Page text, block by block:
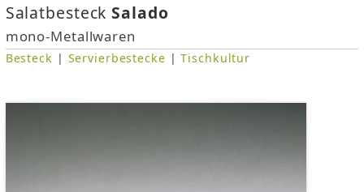
Salatbesteck Salado
mono-Metallwaren
Besteck | Servierbestecke |Tischkultur